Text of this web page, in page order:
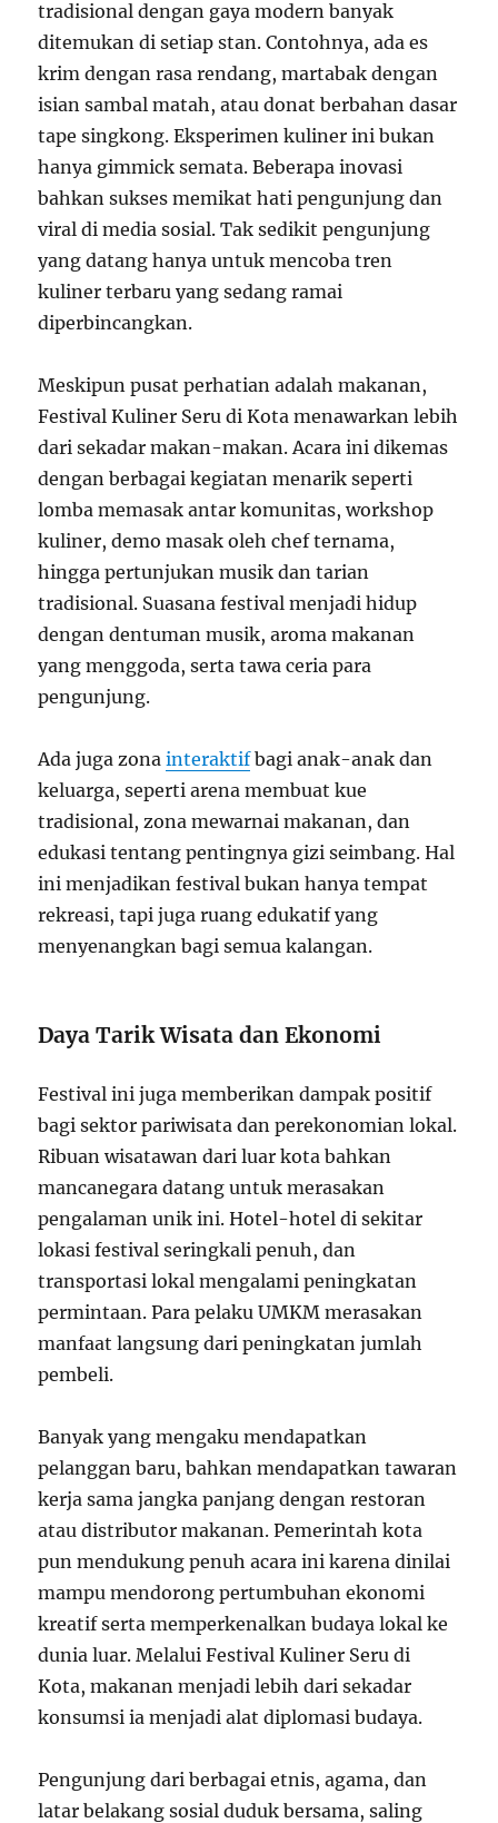
tradisional dengan gaya modern banyak
ditemukan di setiap stan. Contohnya, ada es
krim dengan rasa rendang, martabak dengan
isian sambal matah, atau donat berbahan dasar
tape singkong. Eksperimen kuliner ini bukan
hanya gimmick semata. Beberapa inovasi
bahkan sukses memikat hati pengunjung dan
viral di media sosial. Tak sedikit pengunjung
yang datang hanya untuk mencoba tren
kuliner terbaru yang sedang ramai
diperbincangkan.
Meskipun pusat perhatian adalah makanan,
Festival Kuliner Seru di Kota menawarkan lebih
dari sekadar makan-makan. Acara ini dikemas
dengan berbagai kegiatan menarik seperti
lomba memasak antar komunitas, workshop
kuliner, demo masak oleh chef ternama,
hingga pertunjukan musik dan tarian
tradisional. Suasana festival menjadi hidup
dengan dentuman musik, aroma makanan
yang menggoda, serta tawa ceria para
pengunjung.
Ada juga zonainteraktifbagi anak-anak dan
keluarga, seperti arena membuat kue
tradisional, zona mewarnai makanan, dan
edukasi tentang pentingnya gizi seimbang. Hal
ini menjadikan festival bukan hanya tempat
rekreasi, tapi juga ruang edukatif yang
menyenangkan bagi semua kalangan.
Daya Tarik Wisata dan Ekonomi
Festival ini juga memberikan dampak positif
bagi sektor pariwisata dan perekonomian lokal.
Ribuan wisatawan dari luar kota bahkan
mancanegara datang untuk merasakan
pengalaman unik ini. Hotel-hotel di sekitar
lokasi festival seringkali penuh, dan
transportasi lokal mengalami peningkatan
permintaan. Para pelaku UMKM merasakan
manfaat langsung dari peningkatan jumlah
pembeli.
Banyak yang mengaku mendapatkan
pelanggan baru, bahkan mendapatkan tawaran
kerja sama jangka panjang dengan restoran
atau distributor makanan. Pemerintah kota
pun mendukung penuh acara ini karena dinilai
mampu mendorong pertumbuhan ekonomi
kreatif serta memperkenalkan budaya lokal ke
dunia luar. Melalui Festival Kuliner Seru di
Kota, makanan menjadi lebih dari sekadar
konsumsi ia menjadi alat diplomasi budaya.
Pengunjung dari berbagai etnis, agama, dan
latar belakang sosial duduk bersama, saling